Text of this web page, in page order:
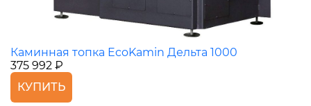
Каминная топка EcoKamin Дельта 1000
375 992 ₽
КУПИТЬ